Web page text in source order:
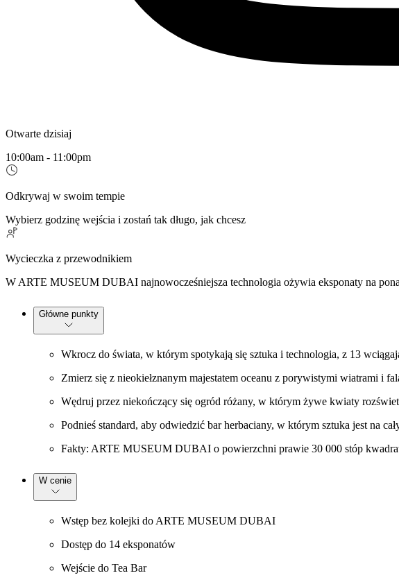
Otwarte dzisiaj
10:00am - 11:00pm
Odkrywaj w swoim tempie
Wybierz godzinę wejścia i zostań tak długo, jak chcesz
Wycieczka z przewodnikiem
W ARTE MUSEUM DUBAI najnowocześniejsza technologia ożywia eksponaty na
Główne punkty
Wkrocz do świata, w którym spotykają się sztuka i technologia, z 13
Zmierz się z nieokiełznanym majestatem oceanu z porywistymi wiatrami i
Wędruj przez niekończący się ogród różany, w którym żywe kwiaty
Podnieś standard, aby odwiedzić bar herbaciany, w którym sztuka jest na
Fakty: ARTE MUSEUM DUBAI o powierzchni prawie 30 000 stóp
W cenie
Wstęp bez kolejki do ARTE MUSEUM DUBAI
Dostęp do 14 eksponatów
Wejście do Tea Bar